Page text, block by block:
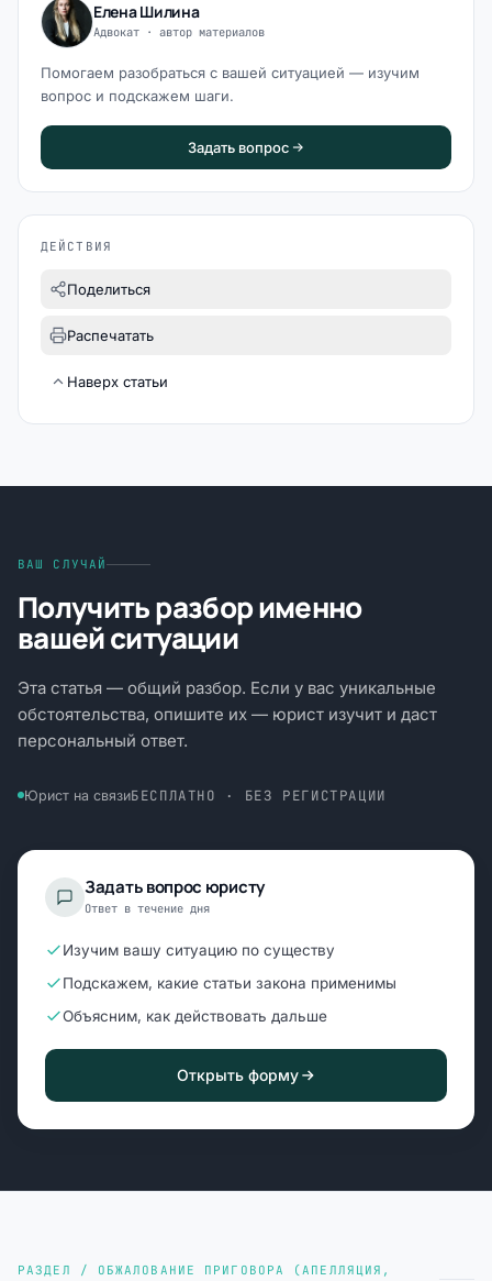
Елена Шилина
Адвокат · автор материалов
Помогаем разобраться с вашей ситуацией — изучим
вопрос и подскажем шаги.
Задать вопрос
ДЕЙСТВИЯ
Поделиться
Распечатать
Наверх статьи
ВАШ СЛУЧАЙ
Получить разбор именно
вашей ситуации
Эта статья — общий разбор. Если у вас уникальные
обстоятельства, опишите их — юрист изучит и даст
персональный ответ.
Юрист на связиБЕСПЛАТНО · БЕЗ РЕГИСТРАЦИИ
Задать вопрос юристу
Ответ в течение дня
Изучим вашу ситуацию по существу
Подскажем, какие статьи закона применимы
Объясним, как действовать дальше
Открыть форму
РАЗДЕЛ / ОБЖАЛОВАНИЕ ПРИГОВОРА (АПЕЛЛЯЦИЯ,